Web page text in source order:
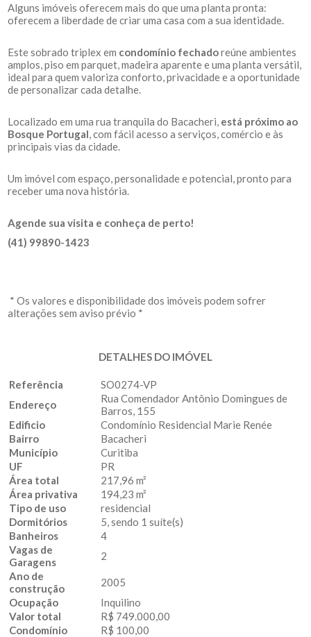
Alguns imóveis oferecem mais do que uma planta pronta:
oferecem a liberdade de criar uma casa com a sua identidade.
Este sobrado triplex em condomínio fechadoreúne ambientes
amplos, piso em parquet, madeira aparente e uma planta versátil,
ideal para quem valoriza conforto, privacidade e a oportunidade
de personalizar cada detalhe.
Localizado em uma rua tranquila do Bacacheri, está próximo ao
Bosque Portugal, com fácil acesso a serviços, comércio e às
principais vias da cidade.
Um imóvel com espaço, personalidade e potencial, pronto para
receber uma nova história.
Agende sua visita e conheça de perto!
(41) 99890-1423
* Os valores e disponibilidade dos imóveis podem sofrer
alterações sem aviso prévio *
DETALHES DO IMÓVEL
Referência
SO0274-VP
Endereço
Rua Comendador Antônio Domingues de
Barros, 155
Edificio
Condomínio Residencial Marie Renée
Bairro
Bacacheri
Município
Curitiba
UF
PR
Área total
217,96 m²
Área privativa
194,23 m²
Tipo de uso
residencial
Dormitórios
5, sendo 1 suíte(s)
Banheiros
4
Vagas de
Garagens
2
Ano de
construção
2005
Ocupação
Inquilino
Valor total
R$ 749.000,00
Condomínio
R$ 100,00